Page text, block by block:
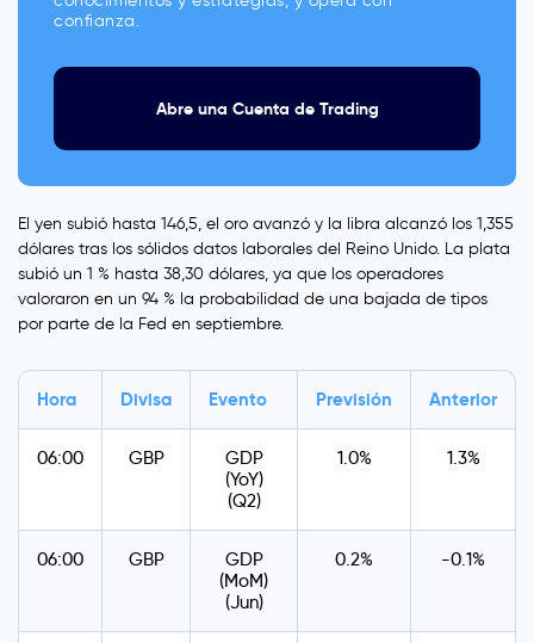
confianza.
Abre una Cuenta de Trading
El yen subió hasta 146,5, el oro avanzó y la libra alcanzó los 1,355
dólares tras los sólidos datos laborales del Reino Unido. La plata
subió un 1 % hasta 38,30 dólares, ya que los operadores
valoraron en un 94 % la probabilidad de una bajada de tipos
por parte de la Fed en septiembre.
Hora Divisa Evento Previsión Anterior
06:00 GBP
GDP
(YoY)
(Q2)
1.0% 1.3%
06:00 GBP
GDP
(MoM)
(Jun)
0.2% -0.1%